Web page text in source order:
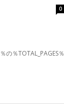
0
の％TOTAL_PAGES％